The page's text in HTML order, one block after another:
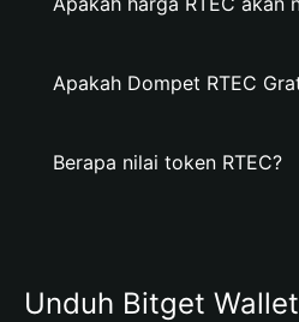
Apakah Dompet RTEC
Berapa nilai token RTEC?
Unduh Bitget